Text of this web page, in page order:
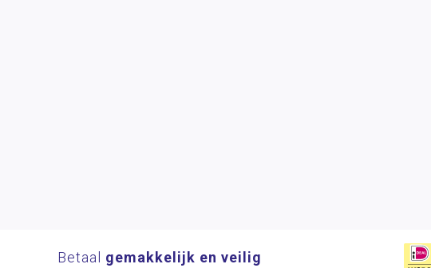
Betaal gemakkelijk en veilig